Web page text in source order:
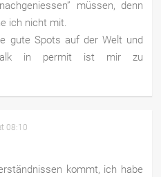
müssen, denn
ich nicht mit.
gute Spots auf der Welt und
in permit ist mir zu
08:10
kommt, ich habe